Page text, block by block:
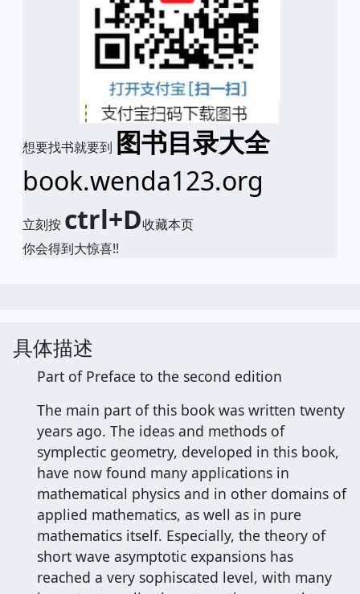
想要找书就要到 图书目录大全
book.wenda123.org
立刻按 ctrl+D收藏本页
你会得到大惊喜!!
具体描述
Part of Preface to the second edition
The main part of this book was written twenty
years ago. The ideas and methods of
symplectic geometry, developed in this book,
have now found many applications in
mathematical physics and in other domains of
applied mathematics, as well as in pure
mathematics itself. Especially, the theory of
short wave asymptotic expansions has
reached a very sophiscated level, with many